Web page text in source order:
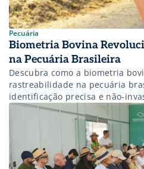
Pecuária
Biometria Bovina
na Pecuária Brasileira
Descubra como a biometria
rastreabilidade na pecuária
identificação precisa e não-
de tecnologia por vídeo,
conformidade com exigências